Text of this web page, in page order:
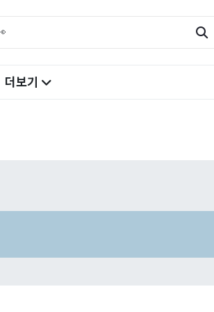
더보기